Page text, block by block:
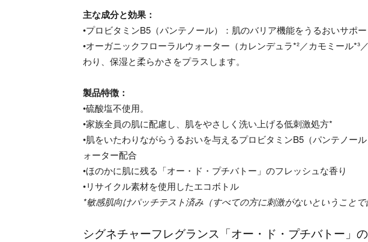
主な成分と効果：
•プロビタミンB5（パンテノール）：肌のバリア機能をうるおいサポー
•オーガニックフローラルウォーター（カレンデュラ*²／カモミール*³
わり、保湿と柔らかさをプラスします。
製品特徴：
•硫酸塩不使用。
•家族全員の肌に配慮し、肌をやさしく洗い上げる低刺激処方*
•肌をいたわりながらうるおいを与えるプロビタミンB5（パンテノー
ォーター配合
•ほのかに肌に残る「オー・ド・プチバトー」のフレッシュな香り
•リサイクル素材を使用したエコボトル
*敏感肌向けパッチテスト済み（すべての方に刺激がないということで
シグネチャーフレグランス「オー・ド・プチバトー」